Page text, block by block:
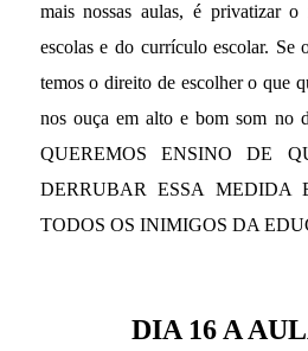
mais nossas aulas, é privatizar
escolas e do currículo escolar. Se
temos o direito de escolher o que
nos ouça em alto e bom som no
QUEREMOS ENSINO DE
DERRUBAR ESSA MEDIDA
TODOS OS INIMIGOS DA
DIA 16 A